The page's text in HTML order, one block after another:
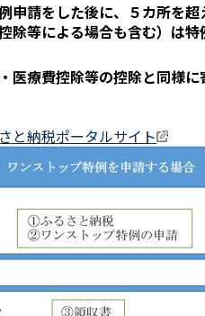
申請をした後に、５カ所を
除等による場合も含む）は特
医療費控除等の控除と同様
と納税ポータルサイト